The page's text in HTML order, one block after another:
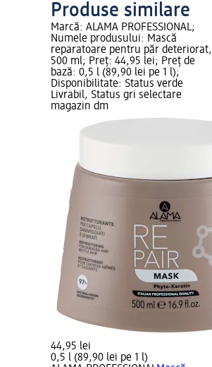
Produse similare
Marcă: ALAMA PROFESSIONAL;
Numele produsului: Mască
reparatoare pentru păr deteriorat,
500 ml; Preț: 44,95 lei; Preț de
bază: 0,5 l (89,90 lei pe 1 l);
Disponibilitate: Status verde
Livrabil, Status gri selectare
magazin dm
44,95 lei
0,5 l (89,90 lei pe 1 l)